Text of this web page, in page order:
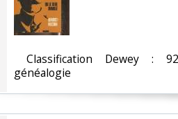
Classification Dewey :
généalogie‎